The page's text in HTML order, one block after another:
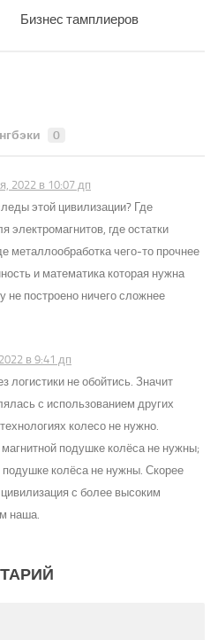
Бизнес тамплиеров
0
2022 в 10:07 дп
этой цивилизации? Где
электромагнитов, где остатки
металлообработка чего-то прочнее
и математика которая нужна
не построено ничего сложнее
в 9:41 дп
логистики не обойтись. Значит
с использованием других
колесо не нужно.
подушке колёса не нужны;
подушке колёса не нужны. Скорее
с более высоким
наша.